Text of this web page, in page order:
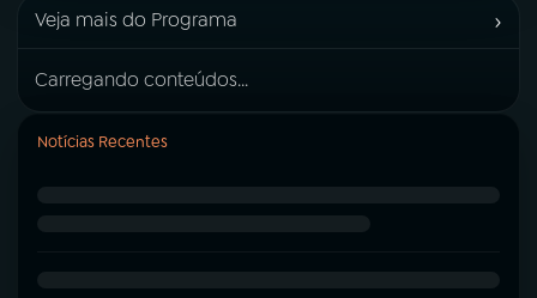
Veja mais do Programa ›
Carregando conteúdos...
Notícias Recentes